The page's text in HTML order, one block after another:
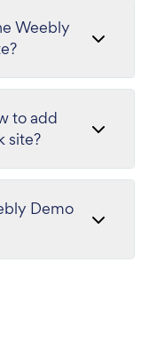
Weebly
to add
site?
Demo